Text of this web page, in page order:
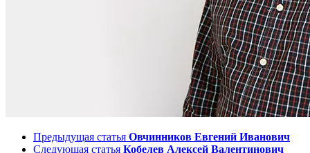
Предыдущая статья Овчинников Евгений Иванович
Следующая статья Кобелев Алексей Валентинович